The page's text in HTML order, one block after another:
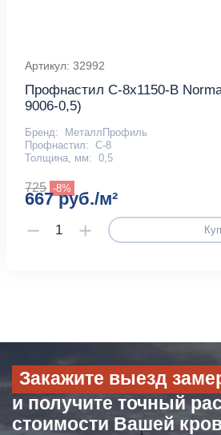
Артикул: 32992
Профнастил С-8x1150-B
9006-0,5)
Бренд:
МеталлПрофиль
Профнастил: С-8
Толщина, мм: 0,5
725 -8%
667 руб./м²
Закажите выезд
и получите точный
стоимости Вашей